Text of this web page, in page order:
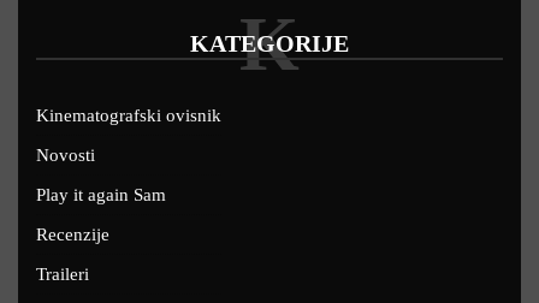
KATEGORIJE
K
Kinematografski ovisnik
Novosti
Play it again Sam
Recenzije
Traileri